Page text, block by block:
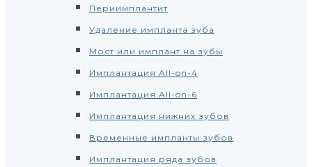
Периимплантит
Удаление импланта зуба
Мост или имплант на зубы
Имплантация All-on-4
Имплантация All-on-6
Имплантация нижних зубов
Временные импланты зубов
Имплантация ряда зубов